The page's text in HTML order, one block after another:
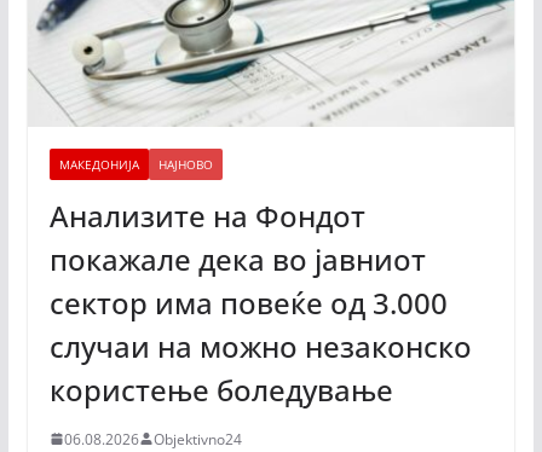
МАКЕДОНИЈА НАЈНОВО
Анализите на Фондот
покажале дека во јавниот
сектор има повеќе од 3.000
случаи на можно незаконско
користење боледување
06.08.2026 Objektivno24